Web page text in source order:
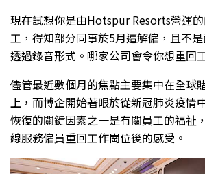
現在試想你是由Hotspur Resorts營運
工，得知部分同事於5月遭解僱，且不
透過錄音形式。哪家公司會令你想重回
儘管最近數個月的焦點主要集中在全球
上，而博企開始著眼於從新冠肺炎疫情
恢復的關鍵因素之一是有關員工的福祉
線服務僱員重回工作崗位後的感受。